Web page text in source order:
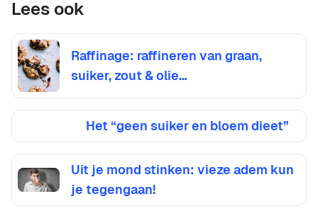
Lees ook
Raffinage: raffineren van graan,
suiker, zout & olie…
Het “geen suiker en bloem dieet”
Uit je mond stinken: vieze adem kun
je tegengaan!